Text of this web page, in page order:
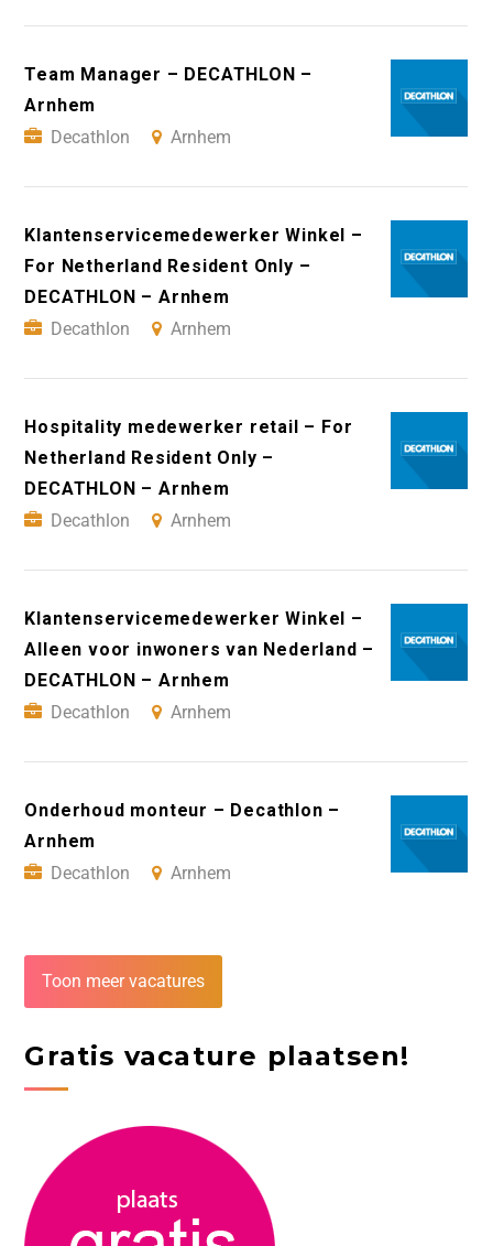
Team Manager – DECATHLON –
Arnhem
Decathlon
Arnhem
Klantenservicemedewerker Winkel –
For Netherland Resident Only –
DECATHLON – Arnhem
Decathlon
Arnhem
Hospitality medewerker retail – For
Netherland Resident Only –
DECATHLON – Arnhem
Decathlon
Arnhem
Klantenservicemedewerker Winkel –
Alleen voor inwoners van Nederland –
DECATHLON – Arnhem
Decathlon
Arnhem
Onderhoud monteur – Decathlon –
Arnhem
Decathlon
Arnhem
Toon meer vacatures
Gratis vacature plaatsen!